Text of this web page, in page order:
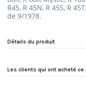
R45, R 45N, R 45S, R
de 9/1978.
Détails du produit
Les clients qui ont acheté